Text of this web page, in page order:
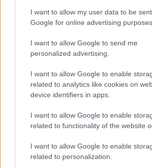
I want to allow my user data to be
Google for online advertising purposes.
I want to allow Google to send me
personalized advertising.
I want to allow Google to enable
related to analytics like cookies on
device identifiers in apps.
I want to allow Google to enable
related to functionality of the website
I want to allow Google to enable
related to personalization.
Ma van/volt a lelki egészség világnapja! Miért
lélekkel foglalkozni? Mert, ha az nincsen
szerint a lélek az egyetlen, ami megmarad
halálunk után is, vagyis megéri ebbe fektetni,